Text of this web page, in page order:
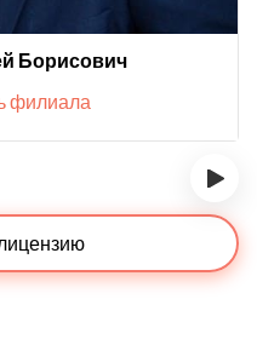
Борисович
филиала
›